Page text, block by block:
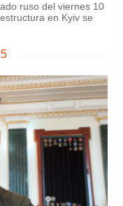
ruso del viernes 10
en Kyiv se